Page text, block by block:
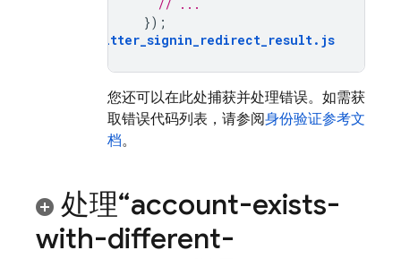
// ...
});
auth_twitter_signin_redirect_result. js
您还可以在此处捕获并处理错误。如需获
取错误代码列表，请参阅身份验证参考文
档。
处理“account-exists-
with-different-